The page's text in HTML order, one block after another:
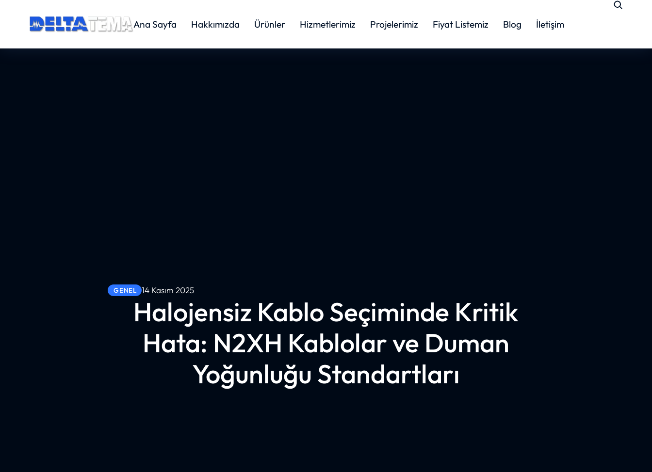
Ana Sayfa Hakkımızda Ürünler Hizmetlerimiz Projelerimiz Fiyat Listemiz Blog İletişim
GENEL 14 Kasım 2025
Halojensiz Kablo Seçiminde Kritik
Hata: N2XH Kablolar ve Duman
Yoğunluğu Standartları